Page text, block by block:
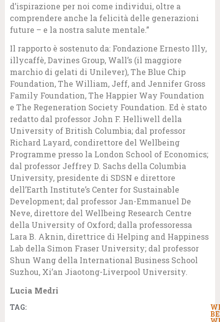
d’ispirazione per noi come individui, oltre a
comprendere anche la felicità delle generazioni
future – e la nostra salute mentale.”
Il rapporto è sostenuto da: Fondazione Ernesto Illy,
illycaffè, Davines Group, Wall’s (il maggiore
marchio di gelati di Unilever), The Blue Chip
Foundation, The William, Jeff, and Jennifer Gross
Family Foundation, The Happier Way Foundation
e The Regeneration Society Foundation. Ed è stato
redatto dal professor John F. Helliwell della
University of British Columbia; dal professor
Richard Layard, condirettore del Wellbeing
Programme presso la London School of Economics;
dal professor Jeffrey D. Sachs della Columbia
University, presidente di SDSN e direttore
dell’Earth Institute’s Center for Sustainable
Development; dal professor Jan-Emmanuel De
Neve, direttore del Wellbeing Research Centre
della University of Oxford; dalla professoressa
Lara B. Aknin, direttrice di Helping and Happiness
Lab della Simon Fraser University; dal professor
Shun Wang della International Business School
Suzhou, Xi’an Jiaotong-Liverpool University.
Lucia Medri
TAG: